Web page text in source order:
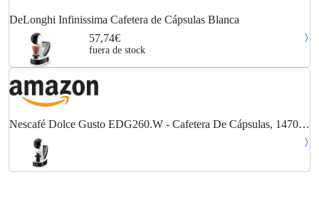
DeLonghi Infinissima Cafetera de Cápsulas Blanca
57,74€
fuera de stock
Nescafé Dolce Gusto EDG260.W - Cafetera De Cápsulas, 1470
W, 1.2 litros, Blanco y Negro